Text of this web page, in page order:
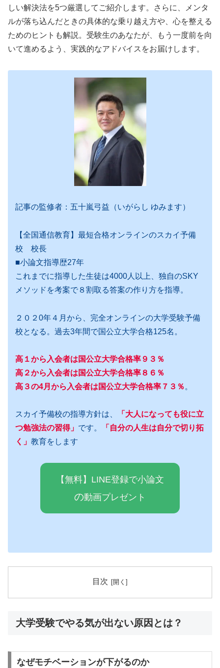
しい解決法を5つ厳選してご紹介します。さらに、メンタ
ルが落ち込んだときの具体的な乗り越え方や、心を整える
ためのヒントも解説。受験生のあなたが、もう一度前を向
いて進めるよう、実践的なアドバイスをお届けします。
記事の監修者：五十嵐弓益（いがらし ゆみます）
【全国通信教育】最短合格オンラインのスカイ予備
校 校長
■小論文指導歴27年
これまでに指導した生徒は4000人以上、独自のSKY
メソッドを考案で８割取る答案の作り方を指導。
２０２0年４月から、完全オンラインの大学受験予備
校となる。過去3年間で国公立大学合格125名。
高１から入会者は国公立大学合格率９３％
高２から入会者は国公立大学合格率８６％
高３の4月から入会者は国公立大学合格率７３％ 。
スカイ予備校の指導方針は、
「大人になっても役に立
つ勉強法の習得」 です。
「自分の人生は自分で切り拓
く」 教育をします
【無料】LINE登録で小論文
の動画プレゼン ト
目次
大学受験でやる気が出ない原因とは？
なぜモチベーションが下がるのか